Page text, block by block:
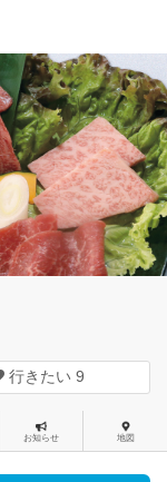
行きたい 9
お知らせ 地図